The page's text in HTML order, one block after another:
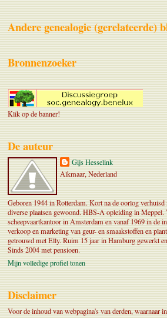
Andere genealogie (gerelateerde)
Bronnenzoeker
Klik op de banner!
De auteur
Gijs Hesselink
Alkmaar, Nederland
Geboren 1944 in Rotterdam. Kort na de oorlog verhuisd
diverse plaatsen gewoond. HBS-A opleiding in Meppel.
scheepvaartkantoor in Amsterdam en vanaf 1969 in de
verkoop en marketing van geur- en smaakstoffen en
getrouwd met Elly. Ruim 15 jaar in Hamburg gewerkt
Sinds 2004 met pensioen.
Mijn volledige profiel tonen
Disclaimer
Voor de inhoud van webpagina's van derden, waarnaar